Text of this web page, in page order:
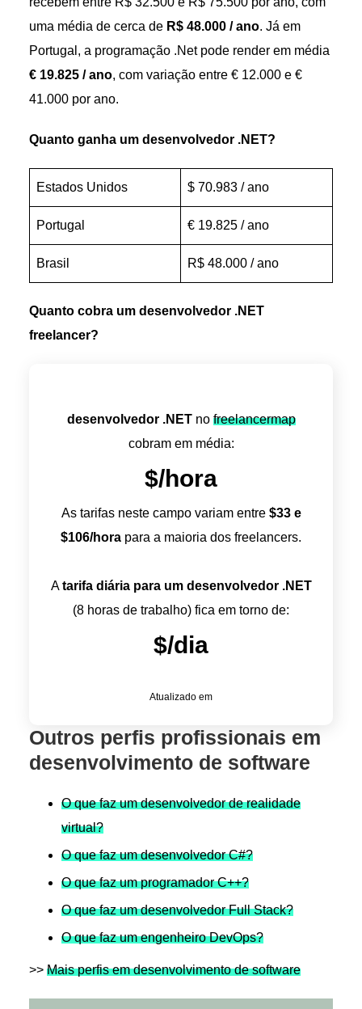
uma média de cerca de R$ 48.000 / ano. Já em
Portugal, a programação .Net pode render em média
€ 19.825 / ano, com variação entre € 12.000 e €
41.000 por ano.
Quanto ganha um desenvolvedor .NET?
Estados Unidos $ 70.983 / ano
Portugal € 19.825 / ano
Brasil R$ 48.000 / ano
Quanto cobra um desenvolvedor .NET
freelancer?
desenvolvedor .NETno freelancermap
cobram em média:
$/hora
As tarifas neste campo variam entre $33e
$106/hora para a maioria dos freelancers.
Atarifa diária para um desenvolvedor .NET
(8 horas de trabalho) fica em torno de:
$/dia
Atualizado em
Outros perfis profissionais em
desenvolvimento de software
O que faz um desenvolvedor de realidade
virtual?
O que faz um desenvolvedor C#?
O que faz um programador C++?
O que faz um desenvolvedor Full Stack?
O que faz um engenheiro DevOps?
>> Mais perfis em desenvolvimento de software